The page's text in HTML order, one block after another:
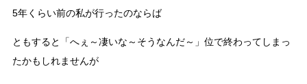
5年くらい前の私が行ったのならば
ともすると「へぇ～凄いな～そうなんだ～」位で終わってしまっ
たかもしれませんが